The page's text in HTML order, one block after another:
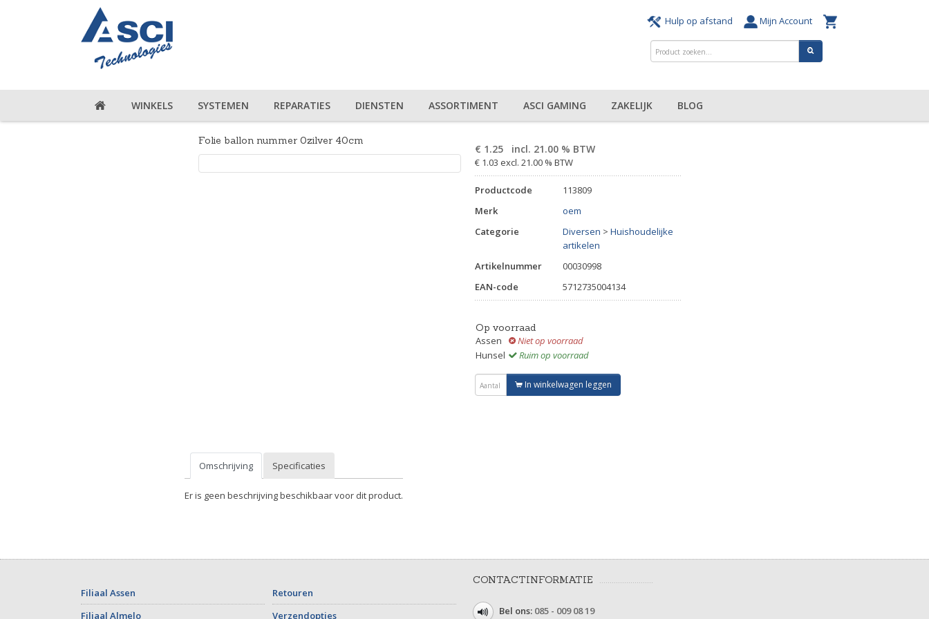
Hulp op afstand Mijn Account
WINKELS SYSTEMEN REPARATIES DIENSTEN ASSORTIMENT ASCI GAMING ZAKELIJK BLOG
Folie ballon nummer 0zilver 40cm
€ 1.25 incl. 21.00 % BTW
€ 1.03 excl. 21.00 % BTW
Productcode
113809
Merk
oem
Categorie
Diversen > Huishoudelijke
artikelen
Artikelnummer
00030998
EAN-code
5712735004134
Op voorraad
Assen
Niet op voorraad
Hunsel
Ruim op voorraad
In winkelwagen leggen
Omschrijving Specificaties
Er is geen beschrijving beschikbaar voor dit product.
Filiaal Assen
Filiaal Almelo
Retouren
Verzendopties
CONTACTINFORMATIE
Bel ons: 085 - 009 08 19